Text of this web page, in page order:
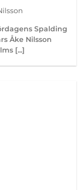
Spalding
Åke Nilsson
[...]